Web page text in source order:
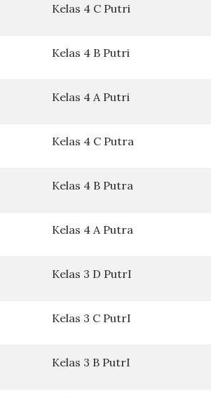
Kelas 4 C Putri
Kelas 4 B Putri
Kelas 4 A Putri
Kelas 4 C Putra
Kelas 4 B Putra
Kelas 4 A Putra
Kelas 3 D PutrI
Kelas 3 C PutrI
Kelas 3 B PutrI